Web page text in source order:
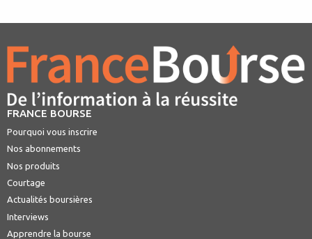
FRANCE BOURSE
Pourquoi vous inscrire
Nos abonnements
Nos produits
Courtage
Actualités boursières
Interviews
Apprendre la bourse